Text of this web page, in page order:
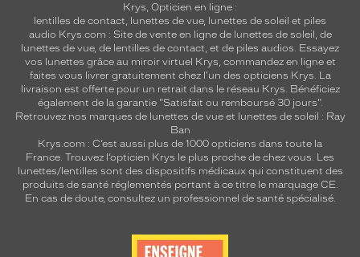
Krys, Opticien en ligne :
lentilles de contact, lunettes de vue, lunettes de soleil et piles
audio Krys.com : Site de vente en ligne de lunettes de soleil, de
lunettes de vue, de lentilles de contact, et de piles audios. Essayez
vos lunettes grâce au miroir virtuel Krys, commandez en ligne et
faites vous livrer gratuitement chez l'un des opticiens Krys. La
livraison est offerte pour un retrait dans le réseau Krys. Bénéficiez
également de la garantie "Satisfait ou remboursé 30 jours".
Retrouvez nos marques de lunettes de vue et lunettes de soleil : Ray
Ban
Krys.com : C’est aussi plus de 1000 opticiens dans toute la
France. Trouvez l’opticien Krys le plus proche de chez vous. Les
lunettes/lentilles sont des dispositifs médicaux qui constituent des
produits de santé réglementés portant à ce titre le marquage CE.
En cas de doute, consultez un professionnel de santé spécialisé.